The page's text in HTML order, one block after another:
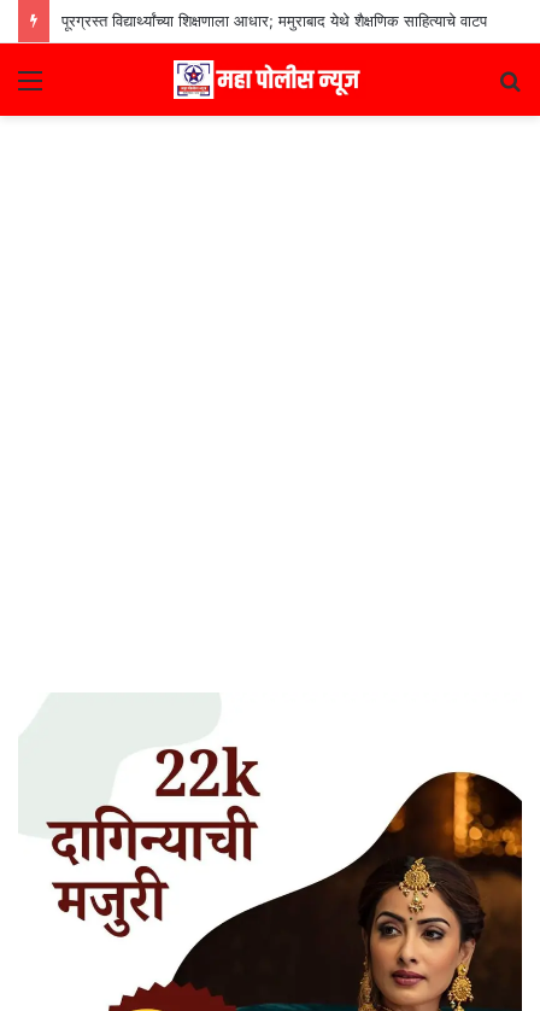
पूरग्रस्त विद्यार्थ्यांच्या शिक्षणाला आधार; ममुराबाद येथे शैक्षणिक साहित्याचे वाटप
Menu